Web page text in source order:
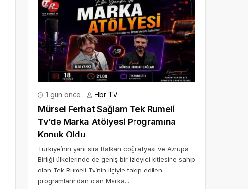
1 gün önce Hbr TV
Mürsel Ferhat Sağlam Tek Rumeli
Tv’de Marka Atölyesi Programına
Konuk Oldu
Türkiye’nin yanı sıra Balkan coğrafyası ve Avrupa
Birliği ülkelerinde de geniş bir izleyici kitlesine sahip
olan Tek Rumeli Tv’nin ilgiyle takip edilen
programlarından olan Marka...